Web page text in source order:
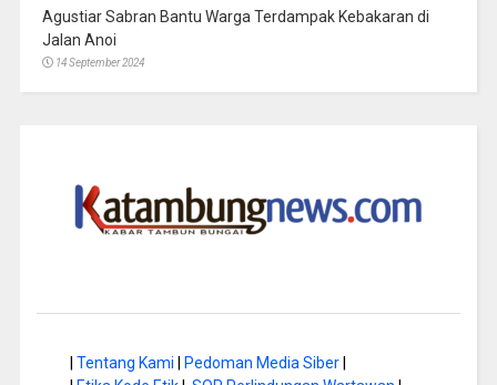
Agustiar Sabran Bantu Warga Terdampak Kebakaran di
Jalan Anoi
14 September 2024
Tentang Kami Pedoman Media Siber|